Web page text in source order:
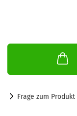
Frage zum Produkt